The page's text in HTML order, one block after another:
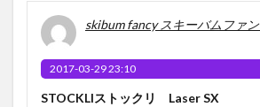
skibum fancy スキーバムファ
2017-03-29 23:10
STOCKLIストックリ Laser SX